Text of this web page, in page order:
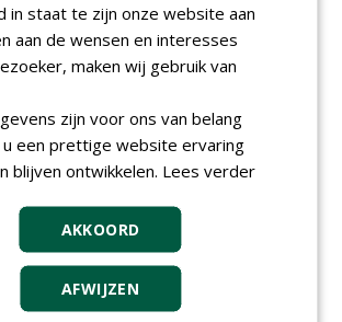
en Group Verschueren in
Maak verder
de gloednieuwe Hitachi ZX10U-
de Massey Ferguson e-1700
by Knegt’ en de mulchmachine
die de Aziatische
ter plekke vermaalt tot pulp,
er geen risico is op hergroei of
via maaisel. En met de
van een andere invasieve
Reuzenberenklauw, op afstand
RootWave Pro wel raad.
in staat te zijn onze website aan
aan de wensen en interesses
maken wij gebruik van
zijn voor ons van belang
een prettige website ervaring
blijven ontwikkelen. Lees verder
AKKOORD
AFWIJZEN